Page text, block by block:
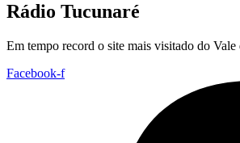
Rádio Tucunaré
Em tempo record o site mais visitado do
Facebook-f